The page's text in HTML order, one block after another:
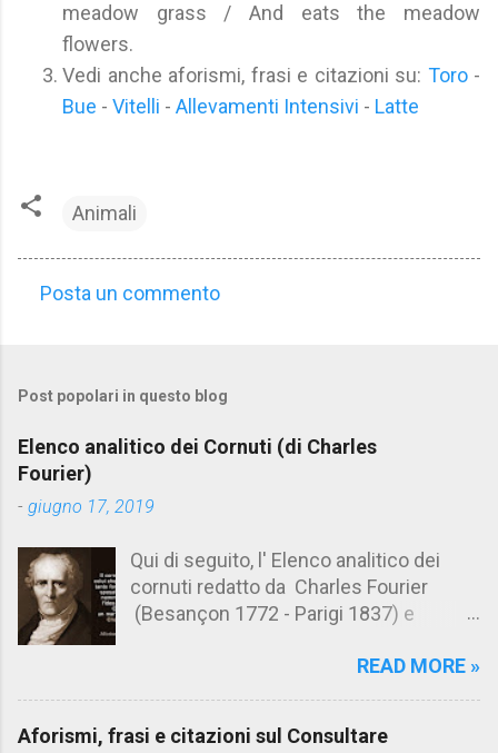
meadow grass / And eats the meadow
flowers.
Vedi anche aforismi, frasi e citazioni su: Toro-
Bue - Vitelli - Allevamenti Intensivi - Latte
Animali
m
e
n
t
Posta un commento
Post popolari in questo blog
Elenco analitico dei Cornuti (di Charles
Fourier)
- giugno 17, 2019
Qui di seguito, l' Elenco analitico dei
cornuti redatto da Charles Fourier
(Besançon 1772 - Parigi 1837) e
Aforismario trovi anche una raccolta di
cornuto pretenzioso: colui che ritiene
READ MORE »
Aforismi, frasi e citazioni sul Consultare